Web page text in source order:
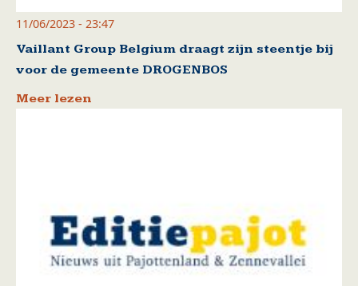
11/06/2023 - 23:47
Vaillant Group Belgium draagt zijn steentje bij
voor de gemeente DROGENBOS
Meer lezen